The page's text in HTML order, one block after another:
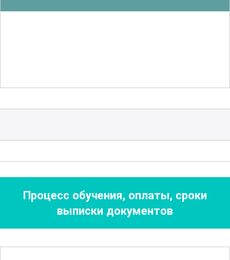
производстве. Эти знания помогут
является изучение оборудования,
эксплуатации. Это поможет им
правильно использовать технику и
избежать возможных неисправностей.
В рамках курса также рассматриваются
Процесс обучения, оплаты, сроки
выписки документов